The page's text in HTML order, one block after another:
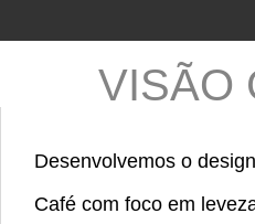
VISÃO
Desenvolvemos o
Café com foco em